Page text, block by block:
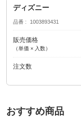
ディズニー
品番 1003893431
販売価格
（単価 × 入数）
注文数
おすすめ商品